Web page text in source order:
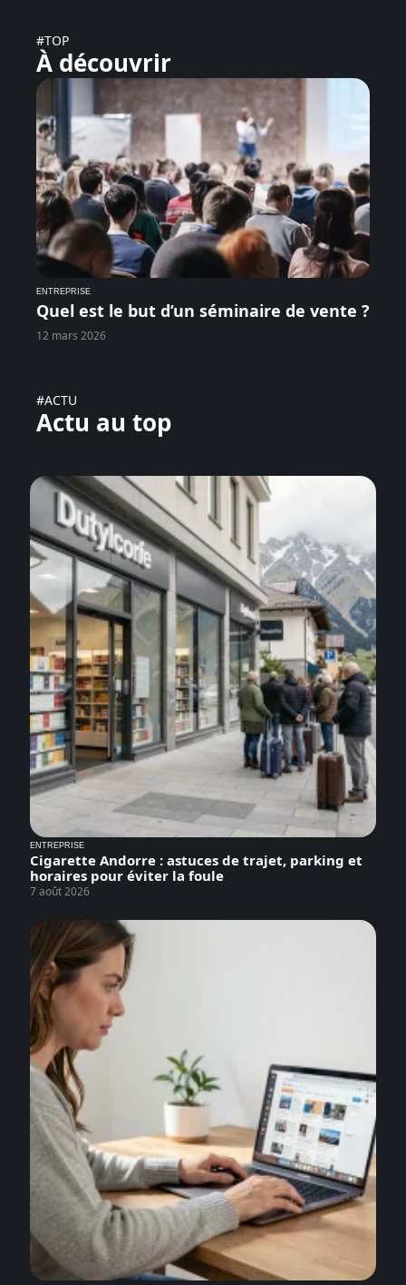
#TOP
À découvrir
ENTREPRISE
Quel est le but d’un séminaire de vente ?
12 mars 2026
#ACTU
Actu au top
ENTREPRISE
Cigarette Andorre : astuces de trajet, parking et
horaires pour éviter la foule
7 août 2026